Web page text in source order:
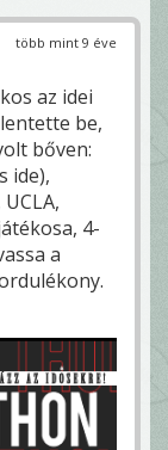
több mint 9 éve
az idei
be,
bőven:
ide),
4-
a